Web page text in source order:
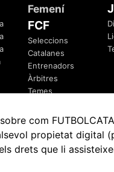
Femení
FCF
Seleccions
Catalanes
Entrenadors
Àrbitres
Temes
Avis Legal Política
com
propietat digital
drets que li